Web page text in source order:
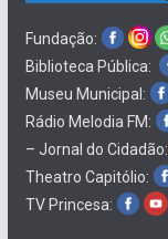
Fundação:
Biblioteca Pública:
Museu Municipal:
Rádio Melodia FM:
– Jornal do Cidadão:
Theatro Capitólio:
TV Princesa: